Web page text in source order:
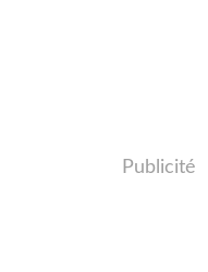
Publicité